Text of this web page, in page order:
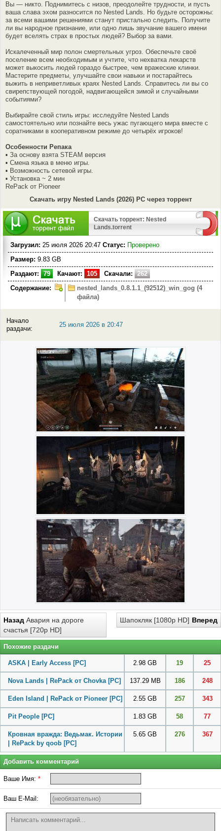
Вы — никто. Поднимитесь с низов, преодолейте трудности, и пусть
ваша слава эхом разносится по Nested Lands. Но будьте осторожны:
за всеми вашими решениями станут пристально следить. Получите
ли вы народное признание, или одно лишь звучание вашего имени
будет вселять страх в простых людей? Выбор за вами.
Искалеченный мир полон смертельных угроз. Обеспечьте своё
поселение всем необходимым и учтите, что нехватка лекарств
может выкосить людей гораздо быстрее, чем вражеские клинки.
Мастерите предметы, улучшайте свои навыки и постарайтесь
выжить в неприветливых краях Nested Lands. Справитесь ли вы со
свирепствующей погодой, надвигающейся зимой и случайными
событиями?
Выбирайте свой стиль игры: исследуйте Nested Lands
самостоятельно или познайте весь ужас пугающего мира вместе с
соратниками в кооперативном режиме до четырёх игроков!
Особенности Репака
▪ За основу взята STEAM версия
▪ Смена языка в меню игры.
▪ Возможность сетевой игры.
▪ Установка ~ 2 мин
RePack от Pioneer
Скачать игру Nested Lands (2026) PC через торрент
Скачать торрент: Nested
Lands.torrent
Загрузил: 25 июля 2026 20:47 Статус: Проверено
Размер: 9.83 GB
Раздают:
79 Качают: 105 Скачали:
262
Содержание:
nested_lands_0.8.1.1_(92512)_win_gog (4
файла)
Начало
раздачи:
25 июля 2026 в 20:47
Назад Авария на дороге
счастья [720p HD]
Вперед
Шапокляк [1080p HD]
Похожие раздачи
ASKA | Early Access [PC] 2.98 GB 19 25
Nova Lands | RePack от Chovka [PC] 137.29 MB 186 248
Eden Island | RePack от Pioneer [PC] 2.55 GB 257 343
Pit People [PC] 1.83 GB 58 77
Кровная вражда: Ведьмак. Истории
| RePack by qoob [PC]
5.65 GB 276 367
Добавить комментарий
Ваше Имя: *
Ваш E-Mail: